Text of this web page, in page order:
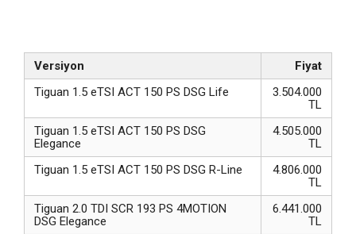
Versiyon
Fiyat
Tiguan 1.5 eTSI ACT 150 PS DSG Life
3.504.000
TL
Tiguan 1.5 eTSI ACT 150 PS DSG
Elegance
4.505.000
TL
Tiguan 1.5 eTSI ACT 150 PS DSG R-Line
4.806.000
TL
Tiguan 2.0 TDI SCR 193 PS 4MOTION
DSG Elegance
6.441.000
TL